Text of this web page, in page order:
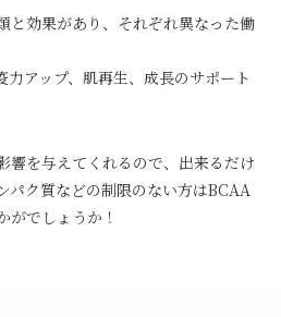
と効果があり、それぞれ異なった働
アップ、肌再生、成長のサポート
響を与えてくれるので、出来るだけ
パク質などの制限のない方はBCAA
がでしょうか！